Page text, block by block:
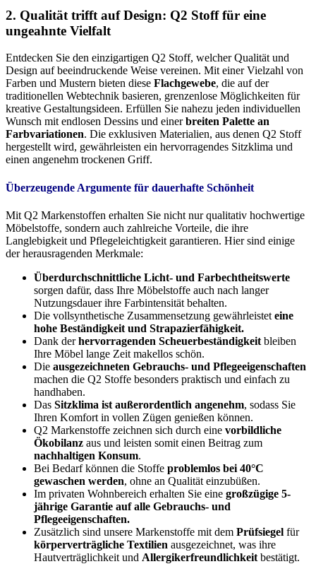
2. Qualität trifft auf Design: Q2 Stoff für eine
ungeahnte Vielfalt
Entdecken Sie den einzigartigen Q2 Stoff, welcher Qualität und
Design auf beeindruckende Weise vereinen. Mit einer Vielzahl von
Farben und Mustern bieten diese Flachgewebe, die auf der
traditionellen Webtechnik basieren, grenzenlose Möglichkeiten für
kreative Gestaltungsideen. Erfüllen Sie nahezu jeden individuellen
Wunsch mit endlosen Dessins und einerbreiten Palette an
Farbvariationen. Die exklusiven Materialien, aus denen Q2 Stoff
hergestellt wird, gewährleisten ein hervorragendes Sitzklima und
einen angenehm trockenen Griff.
Überzeugende Argumente für dauerhafte Schönheit
Mit Q2 Markenstoffen erhalten Sie nicht nur qualitativ hochwertige
Möbelstoffe, sondern auch zahlreiche Vorteile, die ihre
Langlebigkeit und Pflegeleichtigkeit garantieren. Hier sind einige
der herausragenden Merkmale:
Überdurchschnittliche Licht- und Farbechtheitswerte
sorgen dafür, dass Ihre Möbelstoffe auch nach langer
Nutzungsdauer ihre Farbintensität behalten.
Die vollsynthetische Zusammensetzung gewährleistet eine
hohe Beständigkeit und Strapazierfähigkeit.
Dank derhervorragenden Scheuerbeständigkeit bleiben
Ihre Möbel lange Zeit makellos schön.
Die ausgezeichneten Gebrauchs- und Pflegeeigenschaften
machen die Q2 Stoffe besonders praktisch und einfach zu
handhaben.
Das Sitzklima ist außerordentlich angenehm, sodass Sie
Ihren Komfort in vollen Zügen genießen können.
Q2 Markenstoffe zeichnen sich durch eine vorbildliche
Ökobilanz aus und leisten somit einen Beitrag zum
nachhaltigen Konsum.
Bei Bedarf können die Stoffe problemlos bei 40°C
gewaschen werden, ohne an Qualität einzubüßen.
Im privaten Wohnbereich erhalten Sie eine großzügige 5-
jährige Garantie auf alle Gebrauchs- und
Pflegeeigenschaften.
Zusätzlich sind unsere Markenstoffe mit dem Prüfsiegel für
körperverträgliche Textilien ausgezeichnet, was ihre
Hautverträglichkeit und Allergikerfreundlichkeit bestätigt.